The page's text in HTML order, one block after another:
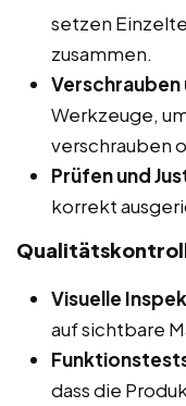
setzen
zusammen.
Verschrauben
Werkzeuge,
verschrauben
Prüfen und
korrekt
Visuelle
auf sichtbare
dass die